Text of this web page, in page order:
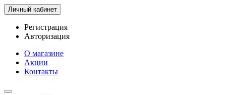
Личный кабинет
Регистрация
Авторизация
О магазине
Акции
Контакты